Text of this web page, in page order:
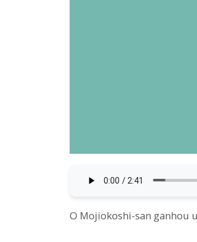
O Mojiokoshi-san ganhou